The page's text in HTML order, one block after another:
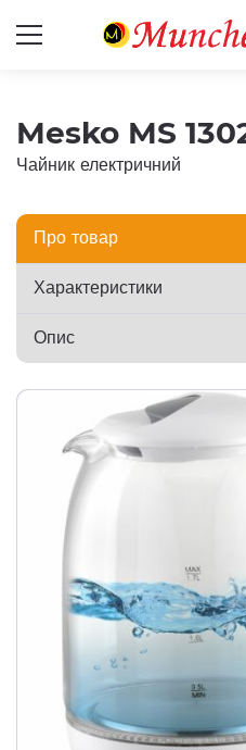
Mesko MS
Чайник електричний
Про товар
Характеристики
Опис